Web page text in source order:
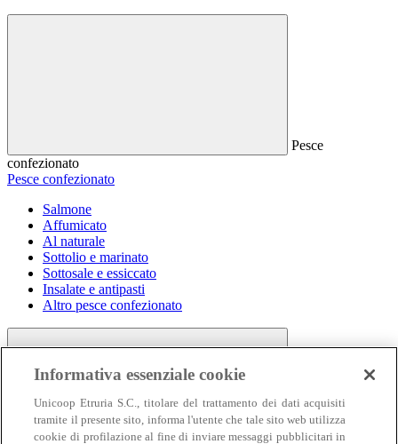
Pesce
confezionato
Pesce confezionato
Salmone
Affumicato
Al naturale
Sottolio e marinato
Sottosale e essiccato
Insalate e antipasti
Altro pesce confezionato
Informativa essenziale cookie
Unicoop Etruria S.C., titolare del trattamento dei dati acquisiti
tramite il presente sito, informa l'utente che tale sito web utilizza
cookie di profilazione al fine di inviare messaggi pubblicitari in